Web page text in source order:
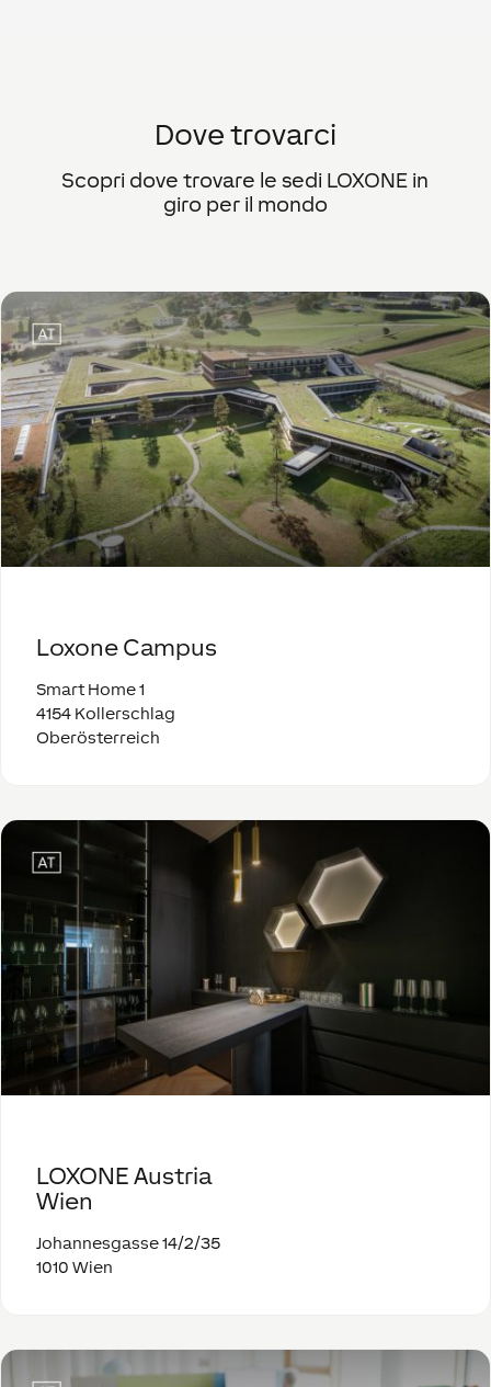
Dove trovarci
Scopri dove trovare le sedi LOXONE in
giro per il mondo
Loxone Campus
Smart Home 1
4154 Kollerschlag
Oberösterreich
LOXONE Austria
Wien
Johannesgasse 14/2/35
1010 Wien